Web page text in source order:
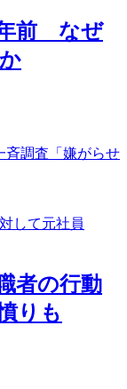
年前 なぜ
斉調査「嫌がらせ
者の行動
りも